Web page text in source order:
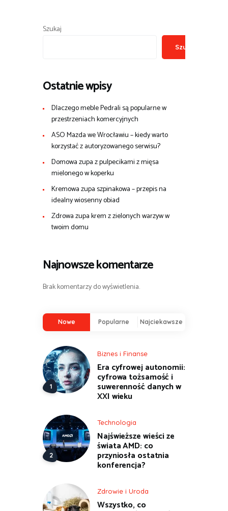
Szukaj
Szukaj
Ostatnie wpisy
Dlaczego meble Pedrali są popularne w
przestrzeniach komercyjnych
ASO Mazda we Wrocławiu – kiedy warto
korzystać z autoryzowanego serwisu?
Domowa zupa z pulpecikami z mięsa
mielonego w koperku
Kremowa zupa szpinakowa – przepis na
idealny wiosenny obiad
Zdrowa zupa krem z zielonych warzyw w
twoim domu
Najnowsze komentarze
Brak komentarzy do wyświetlenia.
Nowe Popularne Najciekawsze
Biznes i Finanse
Era cyfrowej autonomii:
cyfrowa tożsamość i
suwerenność danych w
XXI wieku
Technologia
Najświeższe wieści ze
świata AMD: co
przyniosła ostatnia
konferencja?
Zdrowie i Uroda
Wszystko, co